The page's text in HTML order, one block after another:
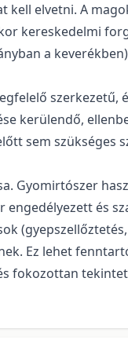
elvetni. A
kereskedelmi
a
kerülendő,
sem
Gyomirtószer
és
Ez lehet
fokozottan